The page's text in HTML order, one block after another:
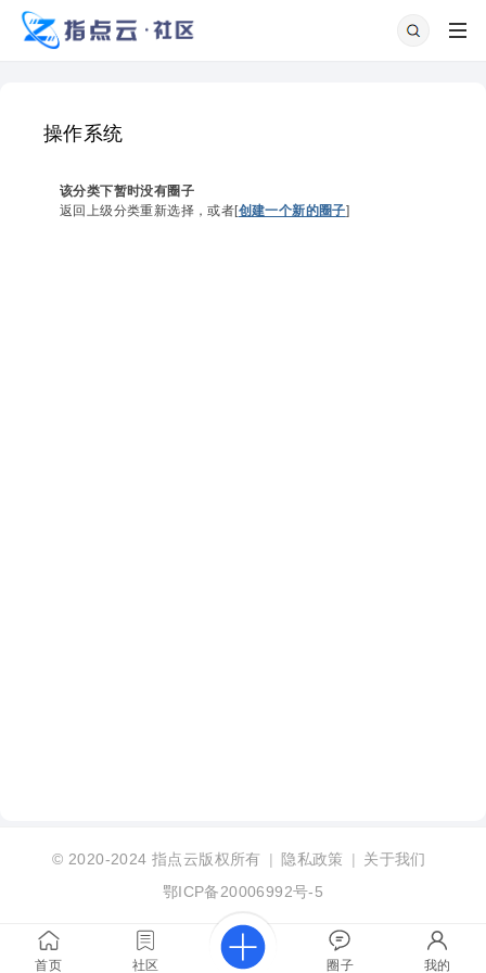
操作系统
该分类下暂时没有圈子
返回上级分类重新选择，或者[创建一个新的圈子]
首页 社区 圈子 我的
© 2020-2024 指点云版权所有 | 隐私政策 | 关于我们
鄂ICP备20006992号-5